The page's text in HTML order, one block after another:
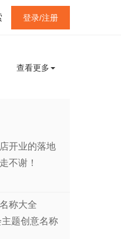
登录/注册
查看更多
开业的落地
不谢！
称大全
题创意名称